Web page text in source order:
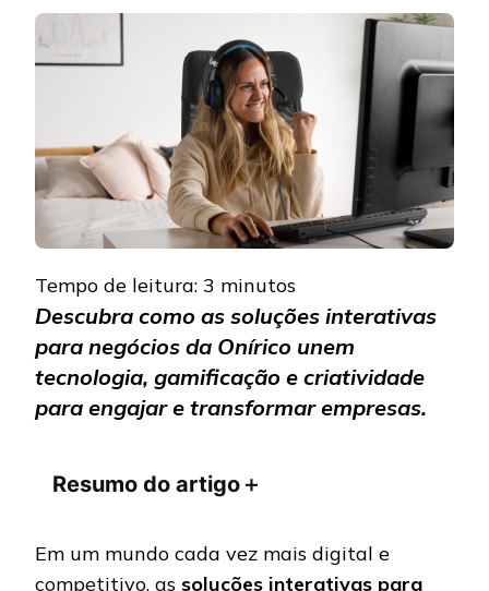
PARA
DA
Tempo de leitura: 3 minutos
Descubra como as soluções interativas
para negócios da Onírico unem
tecnologia, gamificação e criatividade
para engajar e transformar empresas.
Resumo do artigo＋
Em um mundo cada vez mais digital e
competitivo, as soluções interativas para